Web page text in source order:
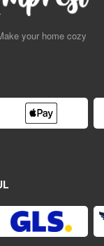
your home cozy